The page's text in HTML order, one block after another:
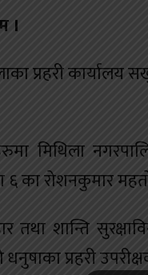
।
प्रहरी कार्यालय
मिथिला
६ का रोशनकुमार
तथा शान्ति
प्रहरी